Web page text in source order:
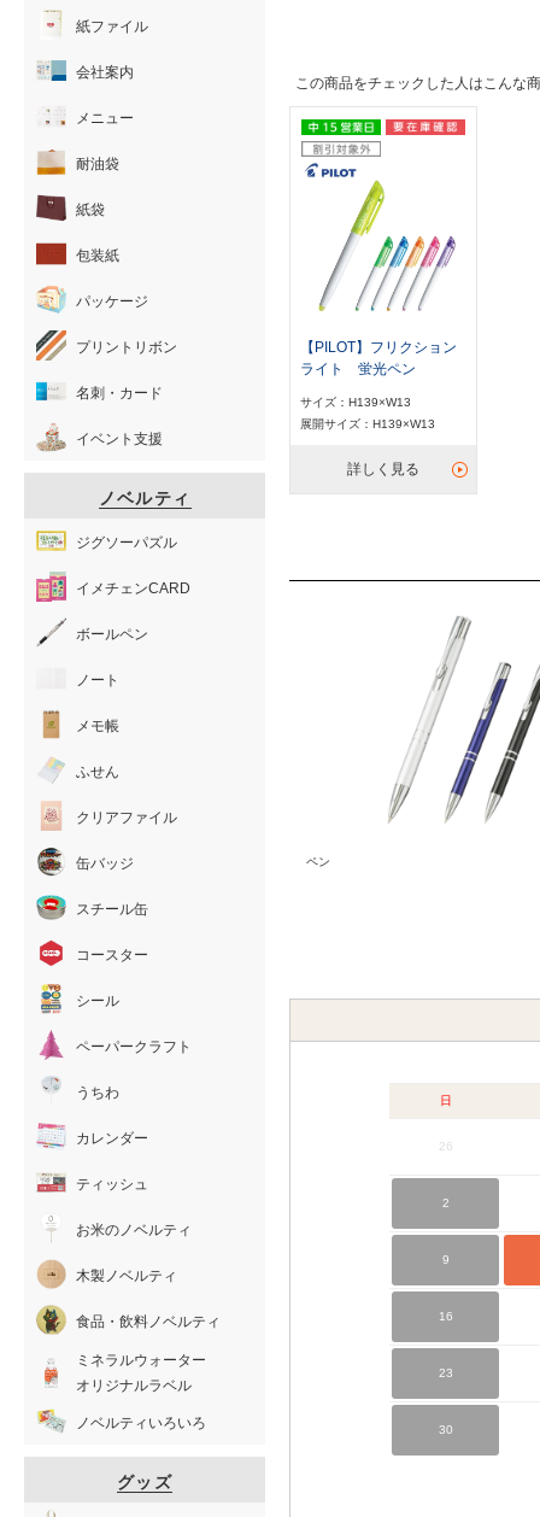
この商品をチェックした人はこんな
【PILOT】フリクション
ライト 蛍光ペン
サイズ：H139×W13
展開サイズ：H139×W13
詳しく見る
ペン
日
26
2
9
16
23
30
紙ファイル
会社案内
メニュー
耐油袋
紙袋
包装紙
パッケージ
プリントリボン
名刺・カード
イベント支援
ノベルティ
ジグソーパズル
イメチェンCARD
ボールペン
ノート
メモ帳
ふせん
クリアファイル
缶バッジ
スチール缶
コースター
シール
ペーパークラフト
うちわ
カレンダー
ティッシュ
お米のノベルティ
木製ノベルティ
食品・飲料ノベルティ
ミネラルウォーター
オリジナルラベル
ノベルティいろいろ
グッズ